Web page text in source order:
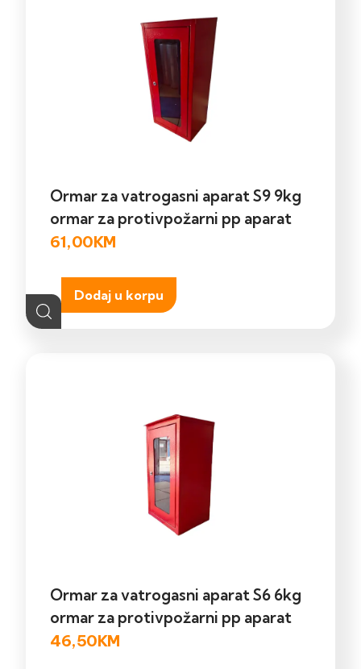
Ormar za vatrogasni aparat S9 9kg
ormar za protivpožarni pp aparat
61,00KM
Dodaj u korpu
Ormar za vatrogasni aparat S6 6kg
ormar za protivpožarni pp aparat
46,50KM